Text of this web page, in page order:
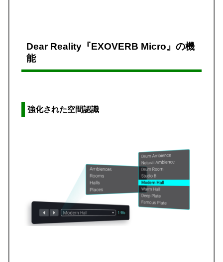
Dear Reality『EXOVERB Micro』の機
能
強化された空間認識